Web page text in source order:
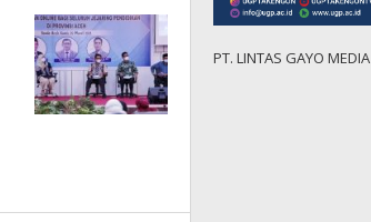
PT. LINTAS GAYO MEDIA